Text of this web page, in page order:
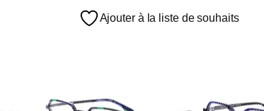
Ajouter à la liste de souhaits